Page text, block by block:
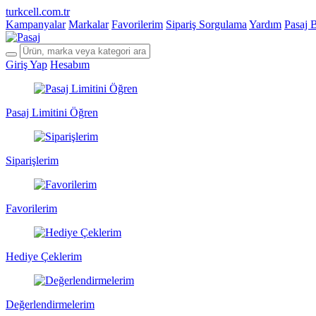
turkcell.com.tr
Kampanyalar Markalar Favorilerim Sipariş Sorgulama Yardım Pasaj
Giriş Yap Hesabım
Pasaj Limitini Öğren
Siparişlerim
Favorilerim
Hediye Çeklerim
Değerlendirmelerim